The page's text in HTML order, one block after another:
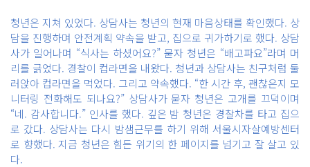
청년은 지쳐 있었다. 상담사는 청년의 현재 마음상태를 확인했다. 상
담을 진행하며 안전계획 약속을 받고, 집으로 귀가하기로 했다. 상담
사가 일어나며 “식사는 하셨어요?” 묻자 청년은 “배고파요”라며 머
리를 긁었다. 경찰이 컵라면을 내왔다. 청년과 상담사는 친구처럼 둘
러앉아 컵라면을 먹었다. 그리고 약속했다. “한 시간 후, 괜찮은지 모
니터링 전화해도 되나요?” 상담사가 묻자 청년은 고개를 끄덕이며
“네. 감사합니다.” 인사를 했다. 깊은 밤 청년은 경찰차를 타고 집으
로 갔다. 상담사는 다시 밤샘근무를 하기 위해 서울시자살예방센터
로 향했다. 지금 청년은 힘든 위기의 한 페이지를 넘기고 잘 살고 있
다.